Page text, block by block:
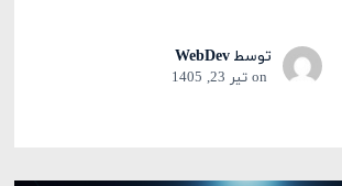
توسطWebDev
on تیر 23, 1405